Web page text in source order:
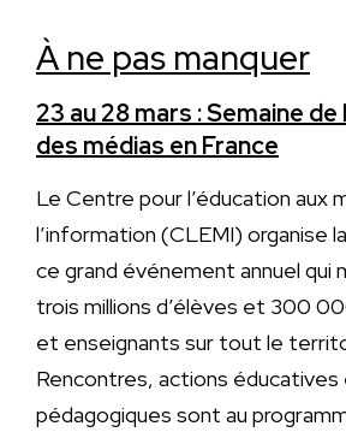
À ne pas manquer
23 au 28 mars : Semaine
des médias en France
Le Centre pour l’éducation aux
l’information (CLEMI) organise
ce grand événement annuel qui
trois millions d’élèves et 300
et enseignants sur tout le
Rencontres, actions
pédagogiques sont au